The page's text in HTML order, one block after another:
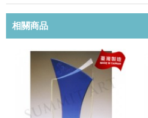
相關商品